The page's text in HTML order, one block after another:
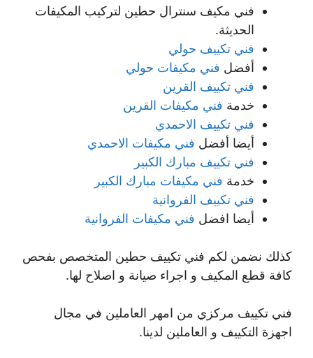
فني مكيف سنترال حطين لتركيب المكيفات
الحديثة.
فني تكييف حولي
أفضل فني مكيفات حولي
فني تكييف القرين
خدمة فني مكيفات القرين
فني تكييف الاحمدي
أيضا أفضل فني مكيفات الاحمدي
فني تكييف مبارك الكبير
خدمة فني مكيفات مبارك الكبير
فني تكييف الفروانية
أيضا افضل فني مكيفات الفروانية
كذلك نضمن لكم فني تكييف حطين المتخصص بفحص
كافة قطع المكيف و اجراء صيانة و اصلاح لها.
فني تكييف مركزي من امهر العاملين في مجال
اجهزة التكييف و العاملين لدينا.